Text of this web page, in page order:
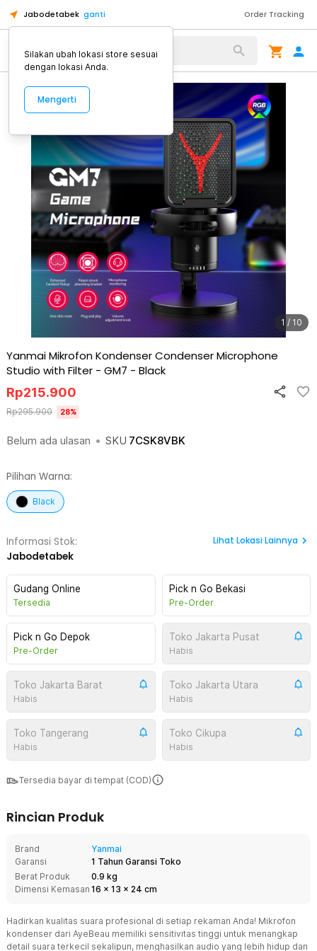
Jabodetabek ganti Order Tracking
Alat Kopi
1 / 10
Yanmai Mikrofon Kondenser Condenser Microphone
Studio with Filter - GM7 - Black
Belum ada ulasan • SKU 7CSK8VBK
Rp215.900
Rp295.900 28%
Pilihan Warna:
Black
Informasi Stok:
Jabodetabek
Lihat Lokasi Lainnya
Gudang Online
Tersedia
Pick n Go Bekasi
Pre-Order
Pick n Go Depok
Pre-Order
Toko Jakarta Pusat
Habis
Toko Jakarta Barat
Habis
Toko Jakarta Utara
Habis
Toko Tangerang
Habis
Toko Cikupa
Habis
Tersedia bayar di tempat (COD)
Rincian Produk
Brand
Yanmai
Garansi
1 Tahun Garansi Toko
Berat Produk
0.9 kg
Dimensi Kemasan 16 x 13 x 24 cm
Hadirkan kualitas suara profesional di setiap rekaman Anda! Mikrofon
kondenser dari AyeBeau memiliki sensitivitas tinggi untuk menangkap
detail suara terkecil sekalipun, menghasilkan audio yang lebih hidup dan
Silakan ubah lokasi store sesuai
dengan lokasi Anda.
Mengerti